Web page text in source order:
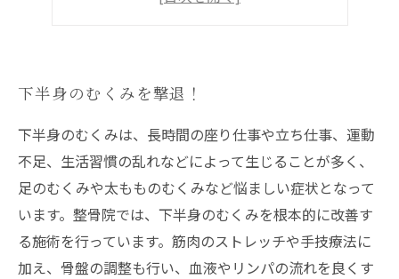
下半身のむくみを撃退！
下半身のむくみは、長時間の座り仕事や立ち仕事、運動
不足、生活習慣の乱れなどによって生じることが多く、
足のむくみや太もものむくみなど悩ましい症状となって
います。整骨院では、下半身のむくみを根本的に改善す
る施術を行っています。筋肉のストレッチや手技療法に
加え、骨盤の調整も行い、血液やリンパの流れを良くす